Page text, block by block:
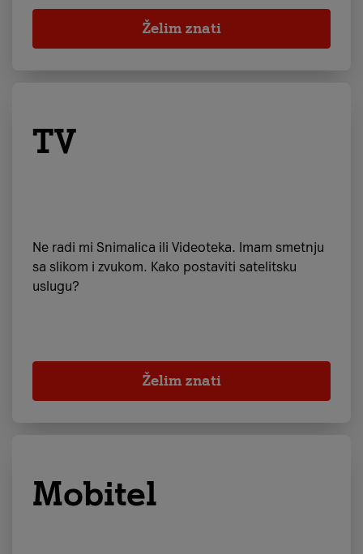
Želim znati
TV
Ne radi mi Snimalica ili Videoteka. Imam smetnju
sa slikom i zvukom. Kako postaviti satelitsku
uslugu?
Želim znati
Mobitel